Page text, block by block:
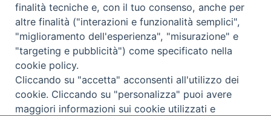
Vuoi condividere questo articolo?
Copyright © Arcidiocesi di Udine
finalità tecniche e, con il tuo consenso, anche per
altre finalità ("interazioni e funzionalità semplici",
"miglioramento dell'esperienza", "misurazione" e
"targeting e pubblicità") come specificato nella
cookie policy.
Cliccando su "accetta" acconsenti all'utilizzo dei
cookie. Cliccando su "personalizza" puoi avere
maggiori informazioni sui cookie utilizzati e